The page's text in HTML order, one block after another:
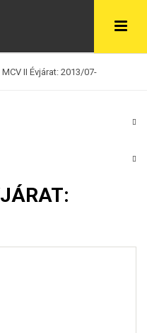
II Évjárat: 2013/07-